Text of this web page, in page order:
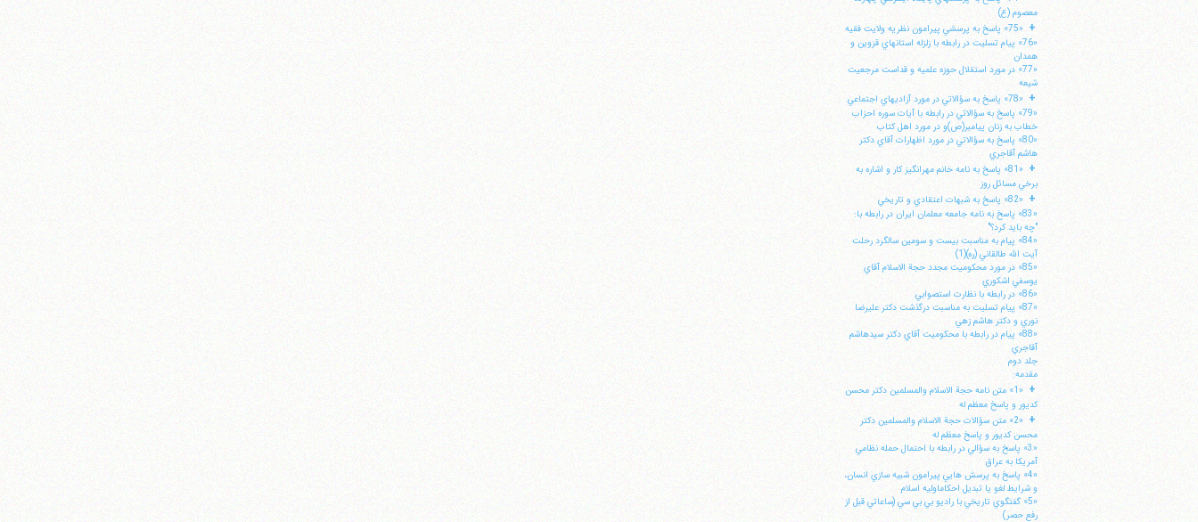
معصوم (ع)
+ «75» پاسخ به پرسشي پيرامون نظريه ولايت فقيه
«76» پيام تسليت در رابطه با زلزله استانهاي قزوين و
همدان
«77» در مورد استقلال حوزه علميه و قداست مرجعيت
شيعه
+ «78» پاسخ به سؤالاتي در مورد آزاديهاي اجتماعي
«79» پاسخ به سؤالاتي در رابطه با آيات سوره احزاب
خطاب به زنان پيامبر(ص)و در مورد اهل كتاب
«80» پاسخ به سؤالاتي در مورد اظهارات آقاي دكتر
هاشم آقاجري
+
«81» پاسخ به نامه خانم مهرانگيز كار و اشاره به
برخي مسائل روز
+ «82» پاسخ به شبهات اعتقادي و تاريخي
«83» پاسخ به نامه جامعه معلمان ايران در رابطه با:
"چه بايد كرد؟"
«84» پيام به مناسبت بيست و سومين سالگرد رحلت
آيت الله طالقاني (ره)(1)
«85» در مورد محكوميت مجدد حجة الاسلام آقاي
يوسفي اشكوري
«86» در رابطه با نظارت استصوابي
«87» پيام تسليت به مناسبت درگذشت دكتر عليرضا
نوري و دكتر هاشم زهي
«88» پيام در رابطه با محكوميت آقاي دكتر سيدهاشم
آقاجري
جلد دوم
مقدمه:
+
«1» متن نامه حجة الاسلام والمسلمين دكتر محسن
كديور و پاسخ معظم له
+
«2» متن سؤالات حجة الاسلام والمسلمين دكتر
محسن كديور و پاسخ معظم له
«3» پاسخ به سؤالي در رابطه با احتمال حمله نظامي
آمريكا به عراق
«4» پاسخ به پرسش هايي پيرامون شبيه سازي انسان،
و شرايط لغو يا تبديل احكاماوليه اسلام
«5» گفتگوي تاريخي با راديو بي بي سي (ساعاتي قبل از
رفع حصر)